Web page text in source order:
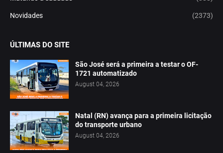
Novidades (2373)
ÚLTIMAS DO SITE
São José será a primeira a testar o OF-
1721 automatizado
August 04, 2026
Natal (RN) avança para a primeira licitação
do transporte urbano
August 04, 2026